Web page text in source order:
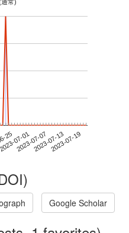
常)
2507-01
2023-07-072023-07-132023-07-19
Google Scholar